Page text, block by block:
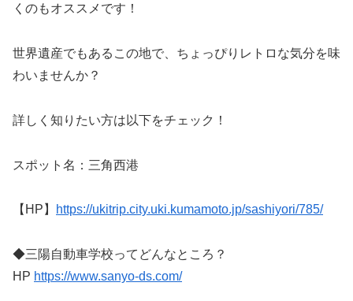
くのもオススメ です！
世界遺産でもあるこの地で、ちょっぴりレトロな気分を味
わいませんか？
詳しく知りたい方は以下をチェック！
スポット名：三角西港
【HP】 https://ukitrip.city.uki.kumamoto.jp/sashiyori/785/
◆三陽自動車学校ってどんなところ？
HP https://www.sanyo-ds.com/